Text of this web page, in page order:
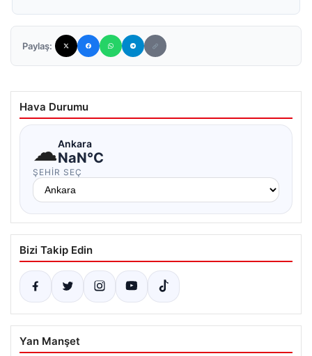
Paylaş:
Hava Durumu
☁Ankara
NaN°C
ŞEHIR SEÇ
Bizi Takip Edin
Yan Manşet